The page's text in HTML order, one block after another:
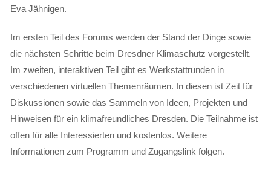
Eva Jähnigen.
Im ersten Teil des Forums werden der Stand der Dinge sowie
die nächsten Schritte beim Dresdner Klimaschutz vorgestellt.
Im zweiten, interaktiven Teil gibt es Werkstattrunden in
verschiedenen virtuellen Themenräumen. In diesen ist Zeit für
Diskussionen sowie das Sammeln von Ideen, Projekten und
Hinweisen für ein klimafreundliches Dresden. Die Teilnahme ist
offen für alle Interessierten und kostenlos. Weitere
Informationen zum Programm und Zugangslink folgen.